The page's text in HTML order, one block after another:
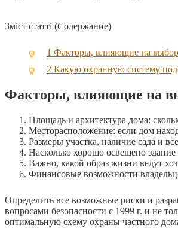
Зміст статті (Содержание)
1 Факторы, влияющие на выбор
2 Какую охранную систему
Факторы, влияющие на
Площадь и архитектура дома:
Месторасположение: если дом
Размеры участка, наличие сада и
Насколько хорошо освещено здание
Важно, какой образ жизни ведут
Финансовые возможности
Определить все возможные риски и
вопросами безопасности с 1999 г. и не
оптимальную схему охраны частного